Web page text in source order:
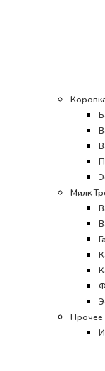
Милк
Прочее